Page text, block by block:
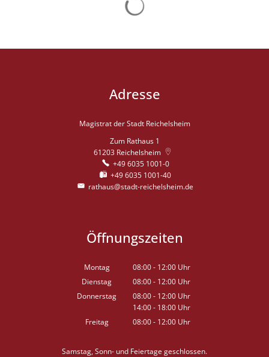
Adresse
Magistrat der Stadt Reichelsheim
Zum Rathaus 1
61203 Reichelsheim
+49 6035 1001-0
+49 6035 1001-40
rathaus@stadt-reichelsheim.de
Öffnungszeiten
Montag 08:00- 12:00 Uhr
Von 08:00 bis 12:00 Uhr
Dienstag 08:00- 12:00 Uhr
Von 08:00 bis 12:00 Uhr
Donnerstag 08:00- 12:00 Uhr
Von 08:00 bis 12:00 Uhr
14:00- 18:00 Uhr
Von 14:00 bis 18:00 Uhr
Freitag 08:00- 12:00 Uhr
Samstag, Sonn- und Feiertage geschlossen.